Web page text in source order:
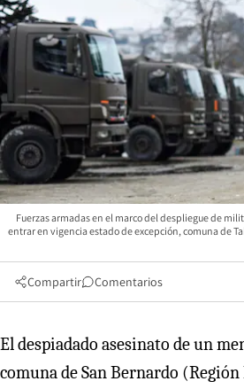
Fuerzas armadas en el marco del despliegue de
entrar en vigencia estado de excepción, comuna de
Compartir Comentarios
El despiadado asesinato de un
comuna de San Bernardo